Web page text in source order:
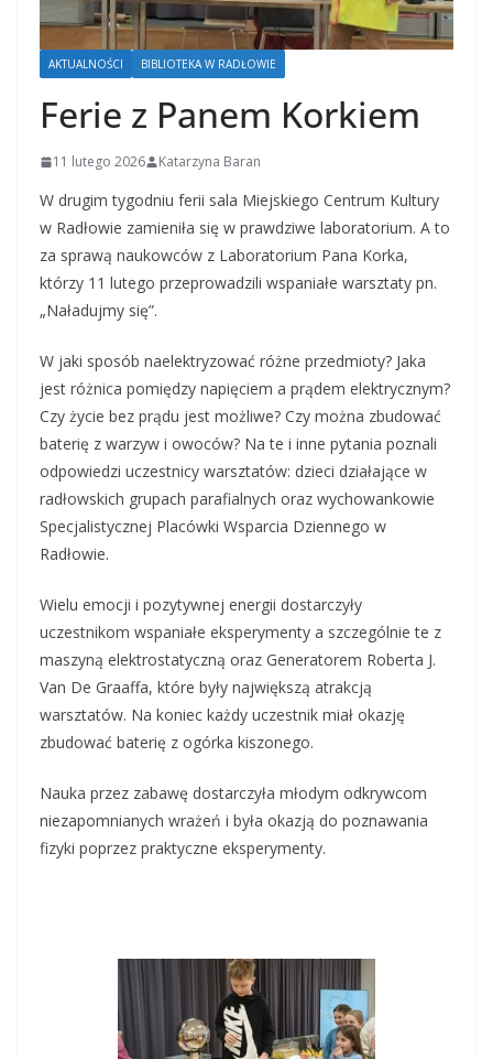
AKTUALNOŚCI BIBLIOTEKA W RADŁOWIE
Ferie z Panem Korkiem
11 lutego 2026 Katarzyna Baran
W drugim tygodniu ferii sala Miejskiego Centrum Kultury
w Radłowie zamieniła się w prawdziwe laboratorium. A to
za sprawą naukowców z Laboratorium Pana Korka,
którzy 11 lutego przeprowadzili wspaniałe warsztaty pn.
„Naładujmy się”.
W jaki sposób naelektryzować różne przedmioty? Jaka
jest różnica pomiędzy napięciem a prądem elektrycznym?
Czy życie bez prądu jest możliwe? Czy można zbudować
baterię z warzyw i owoców? Na te i inne pytania poznali
odpowiedzi uczestnicy warsztatów: dzieci działające w
radłowskich grupach parafialnych oraz wychowankowie
Specjalistycznej Placówki Wsparcia Dziennego w
Radłowie.
Wielu emocji i pozytywnej energii dostarczyły
uczestnikom wspaniałe eksperymenty a szczególnie te z
maszyną elektrostatyczną oraz Generatorem Roberta J.
Van De Graaffa, które były największą atrakcją
warsztatów. Na koniec każdy uczestnik miał okazję
zbudować baterię z ogórka kiszonego.
Nauka przez zabawę dostarczyła młodym odkrywcom
niezapomnianych wrażeń i była okazją do poznawania
fizyki poprzez praktyczne eksperymenty.